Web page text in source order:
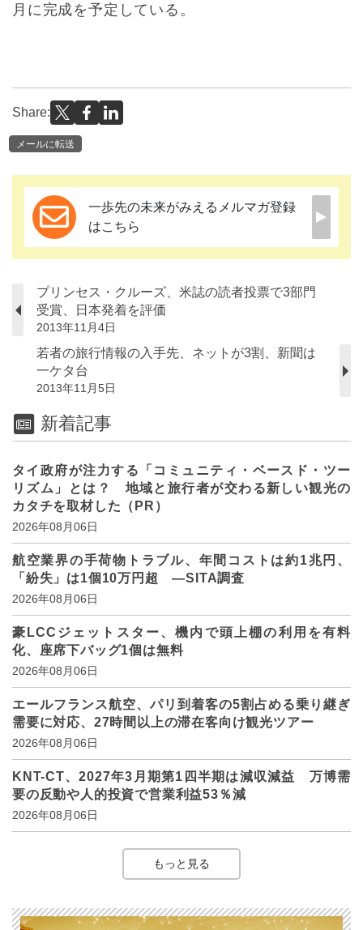
月に完成を予定している。
Share:
メールに転送
一歩先の未来がみえるメルマガ登録
はこちら
プリンセス・クルーズ、米誌の読者投票で3部門
受賞、日本発着を評価
2013年11月4日
若者の旅行情報の入手先、ネットが3割、新聞は
一ケタ台
2013年11月5日
新着記事
タイ政府が注力する「コミュニティ・ベースド・ツー
リズム」とは？ 地域と旅行者が交わる新しい観光の
カタチを取材した（PR）
2026年08月06日
航空業界の手荷物トラブル、年間コストは約1兆円、
「紛失」は1個10万円超 ―SITA調査
2026年08月06日
豪LCCジェットスター、機内で頭上棚の利用を有料
化、座席下バッグ1個は無料
2026年08月06日
エールフランス航空、パリ到着客の5割占める乗り継ぎ
需要に対応、27時間以上の滞在客向け観光ツアー
2026年08月06日
KNT-CT、2027年3月期第1四半期は減収減益 万博需
要の反動や人的投資で営業利益53％減
2026年08月06日
もっと見る